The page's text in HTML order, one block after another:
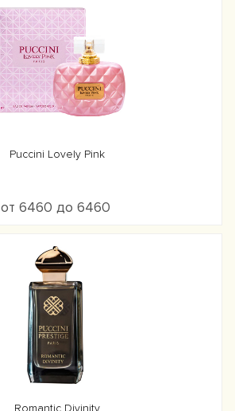
Puccini Lovely Pink
от 6460 до 6460
Romantic Divinity